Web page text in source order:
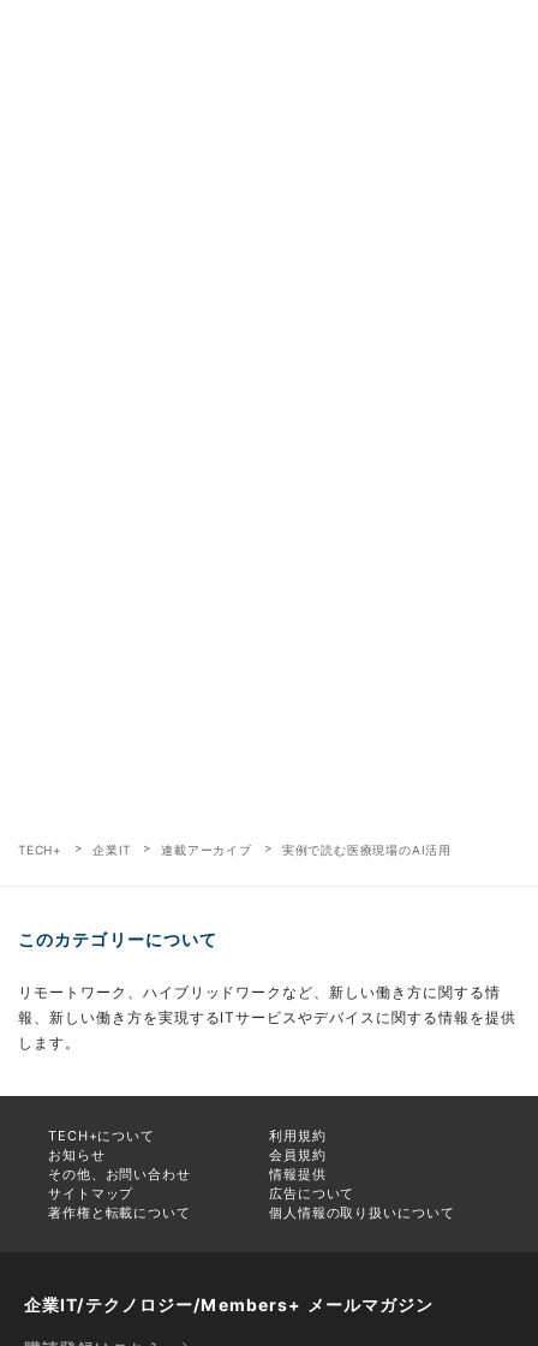
TECH+ 企業IT 連載アーカイブ 実例で読む医療現場のAI活用
このカテゴリーについて
リモートワーク、ハイブリッドワークなど、新しい働き方に関する情
報、新しい働き方を実現するITサービスやデバイスに関する情報を提供
します。
TECH+について
利用規約
お知らせ
会員規約
その他、お問い合わせ
情報提供
サイトマップ
広告について
著作権と転載について
個人情報の取り扱いについて
企業IT/テクノロジー/Members+ メールマガジン